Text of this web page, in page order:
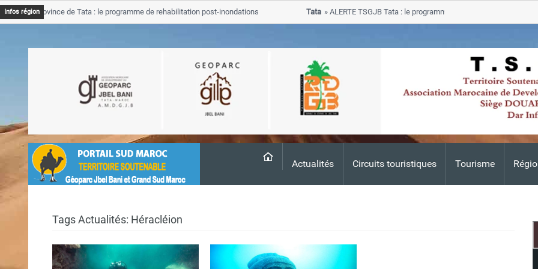
Actualités Circuits touristiques Tourisme
Infos régionProvince de Tata : le programme de rehabilitation post-inondations
ALERTE TSGJB Tata : le programme de rehabilitation post-
progresse dans les zones sinistrees
Tags Actualités: Héracléion